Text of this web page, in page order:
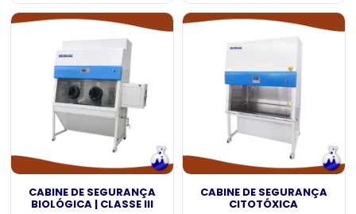
CABINE DE SEGURANÇA
BIOLÓGICA | CLASSE III
CABINE DE SEGURANÇA
CITOTÓXICA